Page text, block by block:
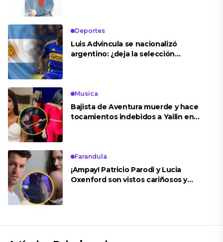
Deportes
Luis Advíncula se nacionalizó
argentino: ¿deja la selección
Musica
Bajista de Aventura muerde y hace
tocamientos indebidos a Yailin en
Farandula
¡Ampay! Patricio Parodi y Lucia
Oxenford son vistos cariñosos y